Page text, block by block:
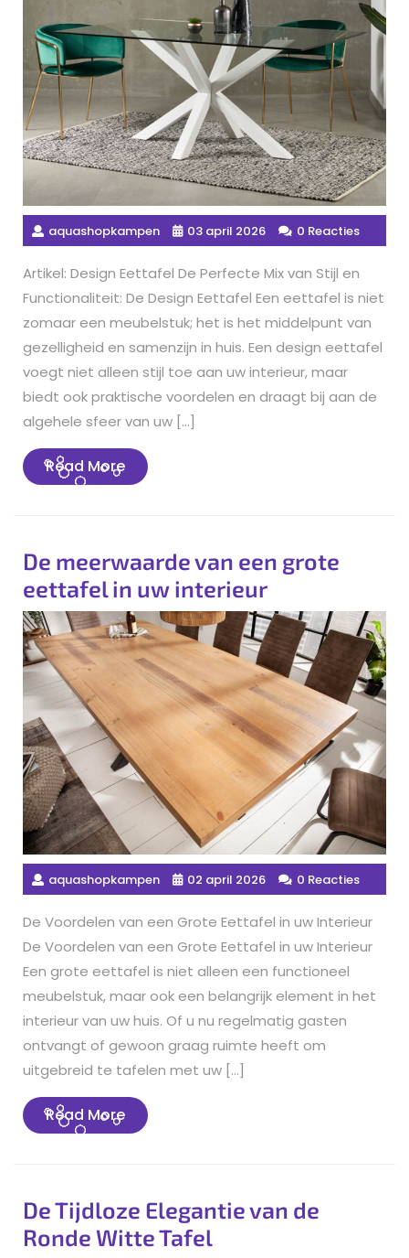
aquashopkampen 03 april 2026 0 Reacties
Artikel: Design Eettafel De Perfecte Mix van Stijl en
Functionaliteit: De Design Eettafel Een eettafel is niet
zomaar een meubelstuk; het is het middelpunt van
gezelligheid en samenzijn in huis. Een design eettafel
voegt niet alleen stijl toe aan uw interieur, maar
biedt ook praktische voordelen en draagt bij aan de
algehele sfeer van uw […]
Read MoreRead
More
De meerwaarde van een grote
eettafel in uw interieur
aquashopkampen 02 april 2026 0 Reacties
De Voordelen van een Grote Eettafel in uw Interieur
De Voordelen van een Grote Eettafel in uw Interieur
Een grote eettafel is niet alleen een functioneel
meubelstuk, maar ook een belangrijk element in het
interieur van uw huis. Of u nu regelmatig gasten
ontvangt of gewoon graag ruimte heeft om
uitgebreid te tafelen met uw […]
Read MoreRead
More
De Tijdloze Elegantie van de
Ronde Witte Tafel